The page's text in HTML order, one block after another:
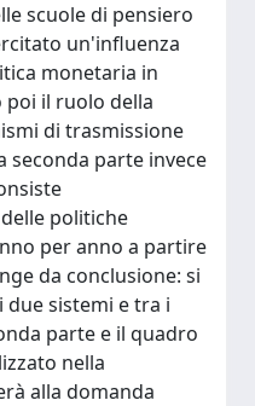
scuole di pensiero
un'influenza
monetaria in
poi il ruolo della
di trasmissione
seconda parte invece
politiche
per anno a partire
da conclusione: si
sistemi e tra i
parte e il quadro
nella
alla domanda